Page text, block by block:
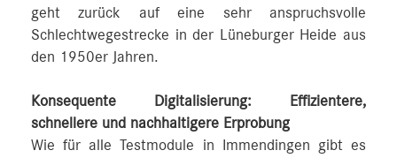
geht zurück auf eine sehr anspruchsvolle
Schlechtwegestrecke in der Lüneburger Heide aus
den 1950er Jahren.
Konsequente Digitalisierung: Effizientere,
schnellere und nachhaltigere Erprobung
Wie für alle Testmodule in Immendingen gibt es